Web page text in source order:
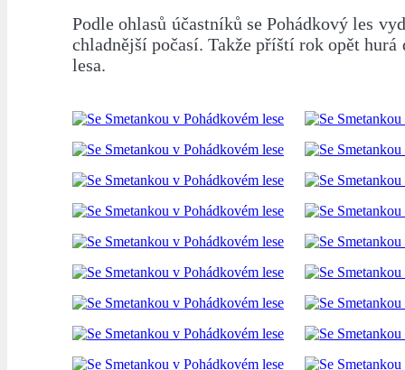
Podle ohlasů účastníků se Pohádkový les
chladnější počasí. Takže příští rok opět hurá
lesa.